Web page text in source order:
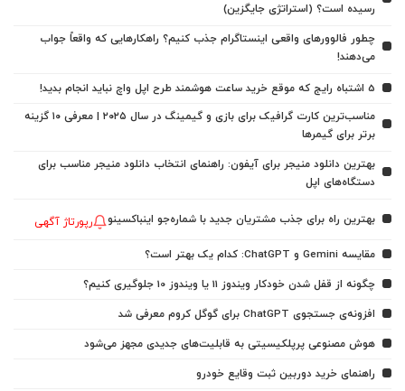
رسیده است؟ (استراتژی جایگزین)
چطور فالوورهای واقعی اینستاگرام جذب کنیم؟ راهکارهایی که واقعاً جواب
می‌دهند!
5 اشتباه رایج که موقع خرید ساعت هوشمند طرح اپل واچ نباید انجام بدید!
مناسب‌ترین کارت گرافیک برای بازی و گیمینگ در سال ۲۰۲۵ | معرفی ۱۰ گزینه
برتر برای گیمرها
بهترین دانلود منیجر برای آیفون: راهنمای انتخاب دانلود منیجر مناسب برای
دستگاه‌های اپل
بهترین راه برای جذب مشتریان جدید با شماره‌جو اینباکسینو رپورتاژ آگهی
مقایسه Gemini و ChatGPT: کدام یک بهتر است؟
چگونه از قفل شدن خودکار ویندوز 11 یا ویندوز 10 جلوگیری کنیم؟
افزونه‌ی جستجوی ChatGPT برای گوگل کروم معرفی شد
هوش مصنوعی پرپلکیسیتی به قابلیت‌های جدیدی مجهز می‌شود
راهنمای خرید دوربین ثبت وقایع خودرو